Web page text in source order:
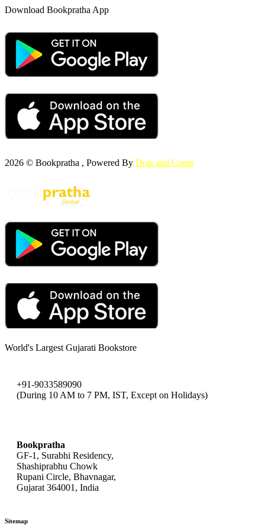
Download Bookpratha App
2026 © Bookpratha , Powered By Dots and Coms
World's Largest Gujarati Bookstore
+91-9033589090
(During 10 AM to 7 PM, IST, Except on Holidays)
Bookpratha
GF-1, Surabhi Residency,
Shashiprabhu Chowk
Rupani Circle, Bhavnagar,
Gujarat 364001, India
Sitemap